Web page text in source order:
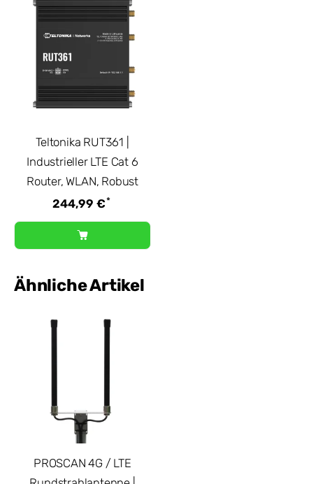
Teltonika RUT361 |
Industrieller LTE Cat 6
Router, WLAN, Robust
244,99 €*
Ähnliche Artikel
PROSCAN 4G / LTE